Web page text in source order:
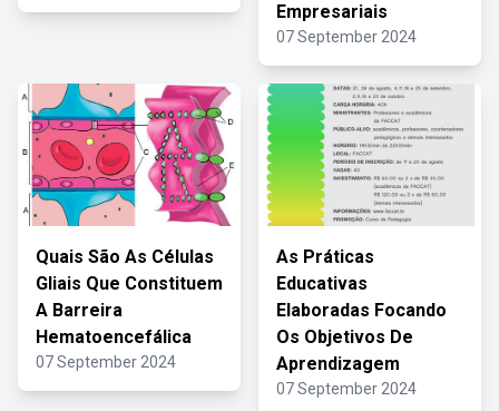
Empresariais
07 September 2024
Quais São As Células
Gliais Que Constituem
A Barreira
Hematoencefálica
07 September 2024
As Práticas
Educativas
Elaboradas Focando
Os Objetivos De
Aprendizagem
07 September 2024